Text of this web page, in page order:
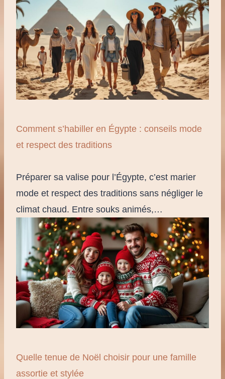
Comment s’habiller en Égypte : conseils mode
et respect des traditions
Préparer sa valise pour l’Égypte, c’est marier
mode et respect des traditions sans négliger le
climat chaud. Entre souks animés,…
Quelle tenue de Noël choisir pour une famille
assortie et stylée